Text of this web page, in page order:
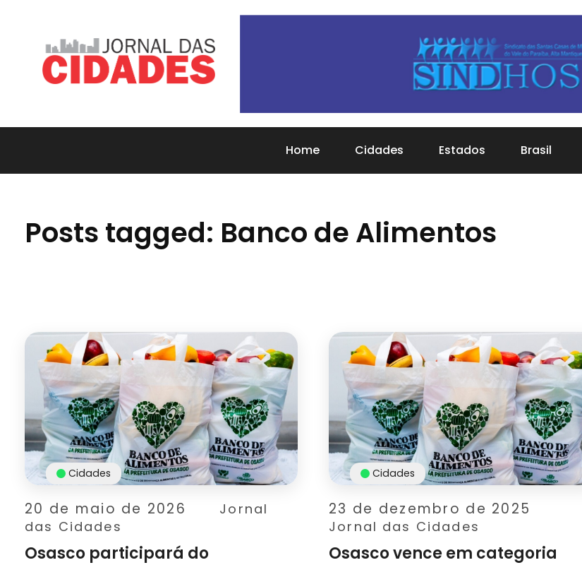
Home Cidades Estados Brasil
Posts tagged: Banco de Alimentos
20 de maio de 2026
Jornal
das Cidades
Cidades
Osasco participará do
23 de dezembro de 2025
Jornal das Cidades
Cidades
Osasco vence em categoria